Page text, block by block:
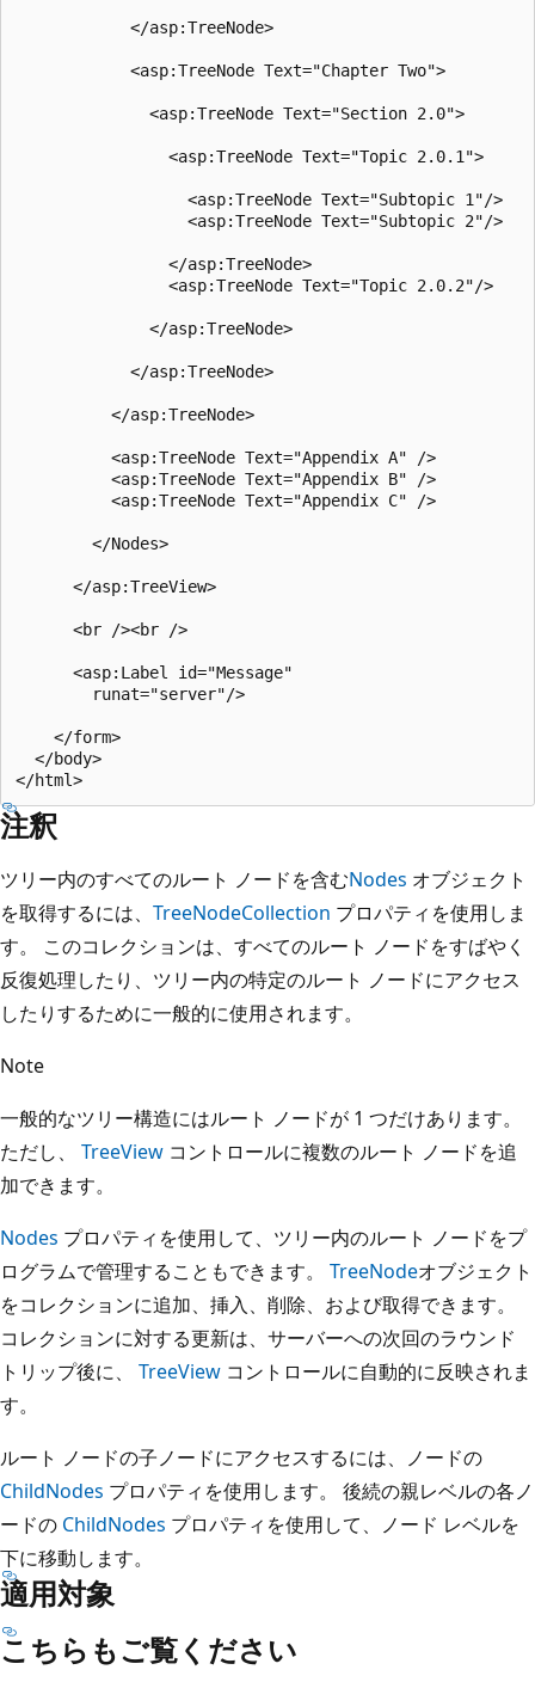
            </asp:TreeNode>
            <asp:TreeNode Text="Chapter Two">
              <asp:TreeNode Text="Section 2.0">
                <asp:TreeNode Text="Topic 2.0.1">
                  <asp:TreeNode Text="Subtopic 1"/>
                  <asp:TreeNode Text="Subtopic 2"/>
                </asp:TreeNode>
                <asp:TreeNode Text="Topic 2.0.2"/>
              </asp:TreeNode>
            </asp:TreeNode>
          </asp:TreeNode>
          <asp:TreeNode Text="Appendix A" />
          <asp:TreeNode Text="Appendix B" />
          <asp:TreeNode Text="Appendix C" />
        </Nodes>
      </asp:TreeView>
      <br /><br />
      <asp:Label id="Message"
        runat="server"/>
    </form>
  </body>
注釈
ツリー内のすべてのルート ノードを含むNodes オブジェクト
を取得するには、 TreeNodeCollection プロパティを使用しま
す。 このコレクションは、すべてのルート ノードをすばやく
反復処理したり、ツリー内の特定のルート ノードにアクセス
したりするために一般的に使用されます。
Note
一般的なツリー構造にはルート ノードが 1 つだけあります。
ただし、 TreeView コントロールに複数のルート ノードを追
加できます。
Nodes プロパティを使用して、ツリー内のルート ノードをプ
ログラムで管理することもできます。 TreeNodeオブジェクト
をコレクションに追加、挿入、削除、および取得できます。
コレクションに対する更新は、サーバーへの次回のラウンド
トリップ後に、 TreeView コントロールに自動的に反映されま
す。
ルート ノードの子ノードにアクセスするには、ノードの
ChildNodes プロパティを使用します。 後続の親レベルの各ノ
ードの ChildNodes プロパティを使用して、ノード レベルを
下に移動します。
適用対象
こちらもご覧ください